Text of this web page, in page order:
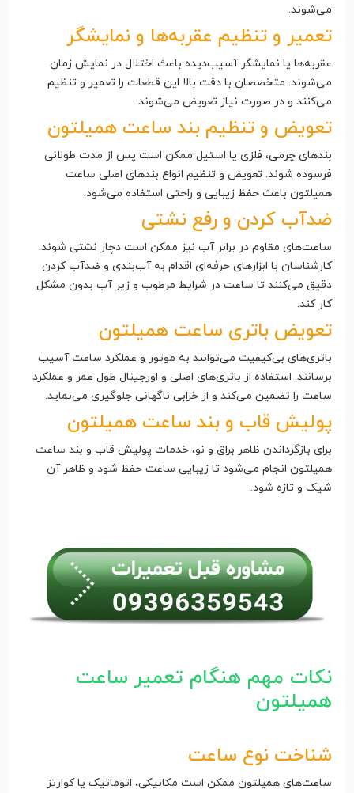
می‌شوند.
تعمیر و تنظیم عقربه‌ها و نمایشگر
عقربه‌ها یا نمایشگر آسیب‌دیده باعث اختلال در نمایش زمان
می‌شوند. متخصصان با دقت بالا این قطعات را تعمیر و تنظیم
می‌کنند و در صورت نیاز تعویض می‌شوند.
تعویض و تنظیم بند ساعت همیلتون
بندهای چرمی، فلزی یا استیل ممکن است پس از مدت طولانی
فرسوده شوند. تعویض و تنظیم انواع بندهای اصلی ساعت
همیلتون باعث حفظ زیبایی و راحتی استفاده می‌شود.
ضدآب کردن و رفع نشتی
ساعت‌های مقاوم در برابر آب نیز ممکن است دچار نشتی شوند.
کارشناسان با ابزارهای حرفه‌ای اقدام به آب‌بندی و ضدآب کردن
دقیق می‌کنند تا ساعت در شرایط مرطوب و زیر آب بدون مشکل
کار کند.
تعویض باتری ساعت همیلتون
باتری‌های بی‌کیفیت می‌توانند به موتور و عملکرد ساعت آسیب
برسانند. استفاده از باتری‌های اصلی و اورجینال طول عمر و عملکرد
ساعت را تضمین می‌کند و از خرابی ناگهانی جلوگیری می‌نماید.
پولیش قاب و بند ساعت همیلتون
برای بازگرداندن ظاهر براق و نو، خدمات پولیش قاب و بند ساعت
همیلتون انجام می‌شود تا زیبایی ساعت حفظ شود و ظاهر آن
شیک و تازه شود.
نکات مهم هنگام تعمیر ساعت
همیلتون
شناخت نوع ساعت
ساعت‌های همیلتون ممکن است مکانیکی، اتوماتیک یا کوارتز